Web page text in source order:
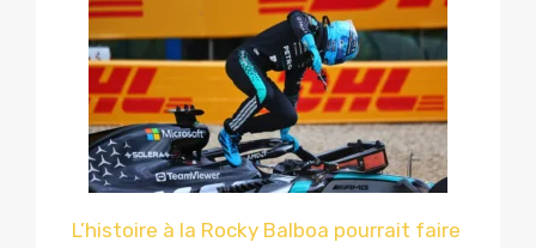
L’histoire à la Rocky Balboa pourrait faire